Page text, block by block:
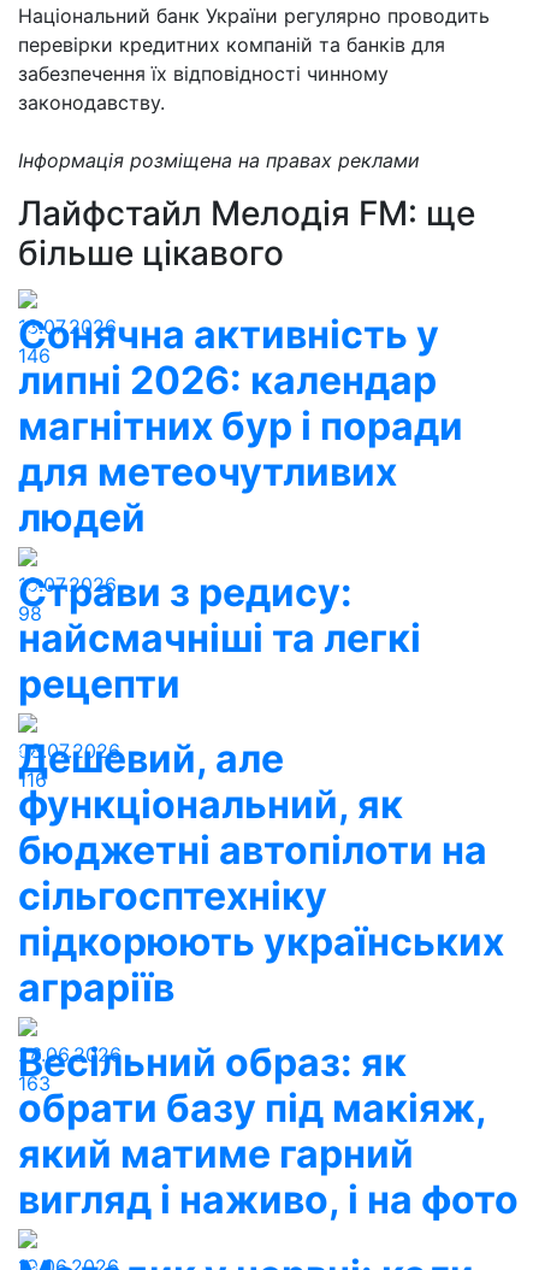
Національний банк України регулярно проводить
перевірки кредитних компаній та банків для
забезпечення їх відповідності чинному
законодавству.
Інформація розміщена на правах реклами
Лайфстайл Мелодія FM: ще
більше цікавого
13.07.2026
146
Сонячна активність у
липні 2026: календар
магнітних бур і поради
для метеочутливих
людей
10.07.2026
98
Страви з редису:
найсмачніші та легкі
рецепти
08.07.2026
116
Дешевий, але
функціональний, як
бюджетні автопілоти на
сільгосптехніку
підкорюють українських
аграріїв
26.06.2026
163
Весільний образ: як
обрати базу під макіяж,
який матиме гарний
вигляд і наживо, і на фото